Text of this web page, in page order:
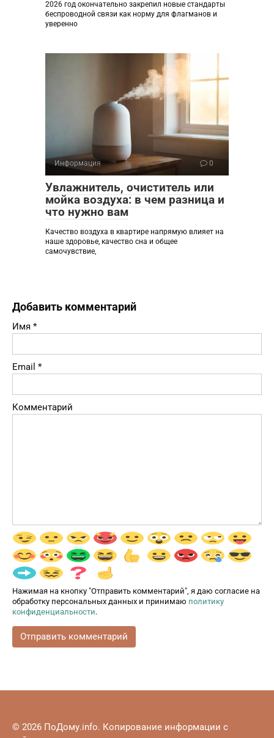
2026 год окончательно закрепил новые стандарты
беспроводной связи как норму для флагманов и
уверенно
Информация 0
Увлажнитель, очиститель или
мойка воздуха: в чем разница и
что нужно вам
Качество воздуха в квартире напрямую влияет на
наше здоровье, качество сна и общее
самочувствие,
Добавить комментарий
Имя *
Email *
Комментарий
Нажимая на кнопку "Отправить комментарий", я даю согласие на
обработку персональных данных и принимаю политику
конфиденциальности.
© 2026 ПоДому.info. Копирование информации с